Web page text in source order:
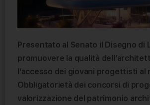
Presentato al Senato il Disegno di
promuovere la qualità
l’accesso dei giovani progettisti al
Obbligatorietà dei concorsi di
valorizzazione del patrimonio